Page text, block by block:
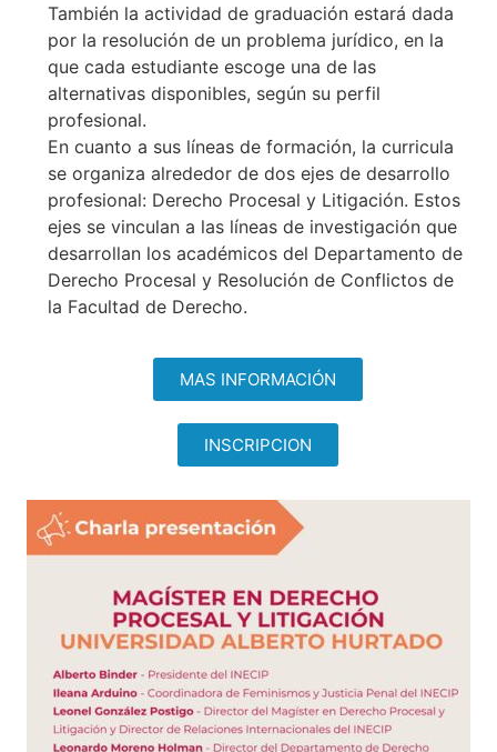
También la actividad de graduación estará dada
por la resolución de un problema jurídico, en la
que cada estudiante escoge una de las
alternativas disponibles, según su perfil
profesional.
En cuanto a sus líneas de formación, la curricula
se organiza alrededor de dos ejes de desarrollo
profesional: Derecho Procesal y Litigación. Estos
ejes se vinculan a las líneas de investigación que
desarrollan los académicos del Departamento de
Derecho Procesal y Resolución de Conflictos de
la Facultad de Derecho.
MAS INFORMACIÓN
INSCRIPCION